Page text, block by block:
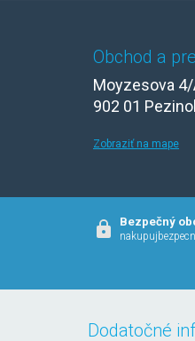
Obchod a
Moyzesova 4/
902 01
Zobraziť na mape
Bezpečný
Dodatočné